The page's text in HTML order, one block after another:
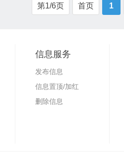
第1/6页 首页 1
信息服务
发布信息
信息置顶/加红
删除信息